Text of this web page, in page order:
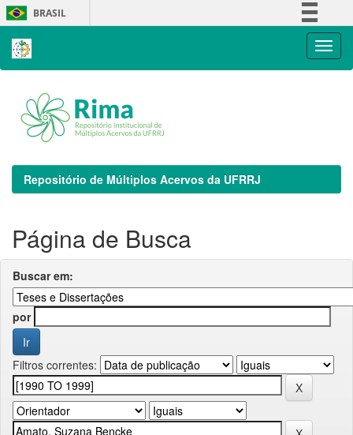
Skip
navigation
BRASIL
Repositório de Múltiplos Acervos da UFRRJ
Página de Busca
Buscar em:
por
Filtros correntes: